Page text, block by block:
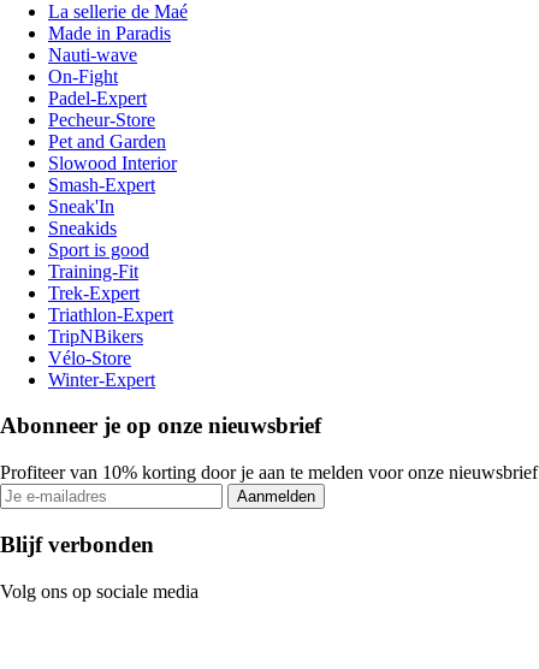
La sellerie de Maé
Made in Paradis
Nauti-wave
On-Fight
Padel-Expert
Pecheur-Store
Pet and Garden
Slowood Interior
Smash-Expert
Sneak'In
Sneakids
Sport is good
Training-Fit
Trek-Expert
Triathlon-Expert
TripNBikers
Vélo-Store
Winter-Expert
Abonneer je op onze nieuwsbrief
Profiteer van 10% korting door je aan te melden voor onze nieuwsbrief
Aanmelden
Blijf verbonden
Volg ons op sociale media